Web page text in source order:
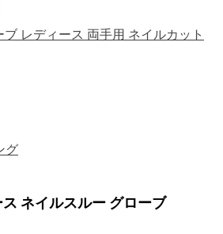
レディース 両手用 ネイルカット
グ
ネイルスルー グローブ